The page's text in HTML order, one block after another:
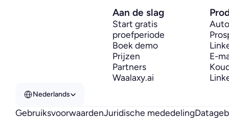
Aan de slag
Start gratis
proefperiode
Boek demo
Prijzen
Partners
Waalaxy.ai
E-
Nederlands
GebruiksvoorwaardenJuridische mededeling